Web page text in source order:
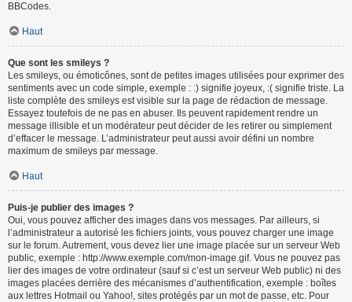
BBCodes.
Haut
Que sont les smileys ?
Les smileys, ou émoticônes, sont de petites images utilisées pour exprimer des
sentiments avec un code simple, exemple : :) signifie joyeux, :( signifie triste. La
liste complète des smileys est visible sur la page de rédaction de message.
Essayez toutefois de ne pas en abuser. Ils peuvent rapidement rendre un
message illisible et un modérateur peut décider de les retirer ou simplement
d’effacer le message. L’administrateur peut aussi avoir défini un nombre
maximum de smileys par message.
Haut
Puis-je publier des images ?
Oui, vous pouvez afficher des images dans vos messages. Par ailleurs, si
l’administrateur a autorisé les fichiers joints, vous pouvez charger une image
sur le forum. Autrement, vous devez lier une image placée sur un serveur Web
public, exemple : http://www.exemple.com/mon-image.gif. Vous ne pouvez pas
lier des images de votre ordinateur (sauf si c’est un serveur Web public) ni des
images placées derrière des mécanismes d’authentification, exemple : boîtes
aux lettres Hotmail ou Yahoo!, sites protégés par un mot de passe, etc. Pour